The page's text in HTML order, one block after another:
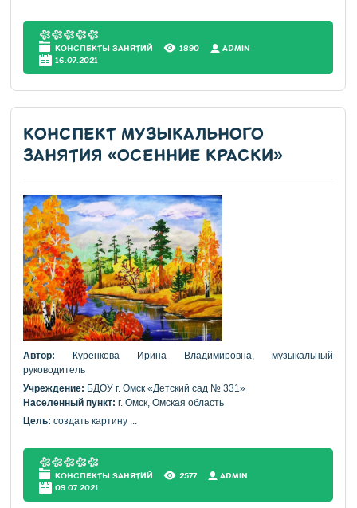
КОНСПЕКТЫ ЗАНЯТИЙ 1890
АDMIN
16.07.2021
КОНСПЕКТ МУЗЫКАЛЬНОГО
ЗАНЯТИЯ «ОСЕННИЕ КРАСКИ»
Автор:
Куренкова Ирина Владимировна, музыкальный
руководитель
Учреждение: БДОУ г. Омск «Детский сад № 331»
Населенный пункт:г. Омск, Омская область
Цель:создать картину ...
КОНСПЕКТЫ ЗАНЯТИЙ 2577
АDMIN
09.07.2021